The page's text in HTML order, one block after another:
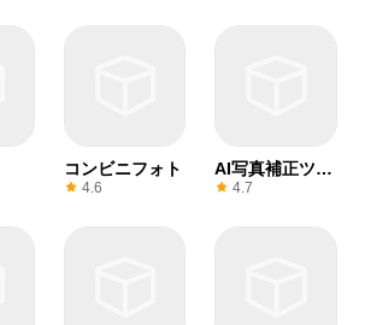
コンビニフォト
4.6
AI写真補正ツー
ル 4.7